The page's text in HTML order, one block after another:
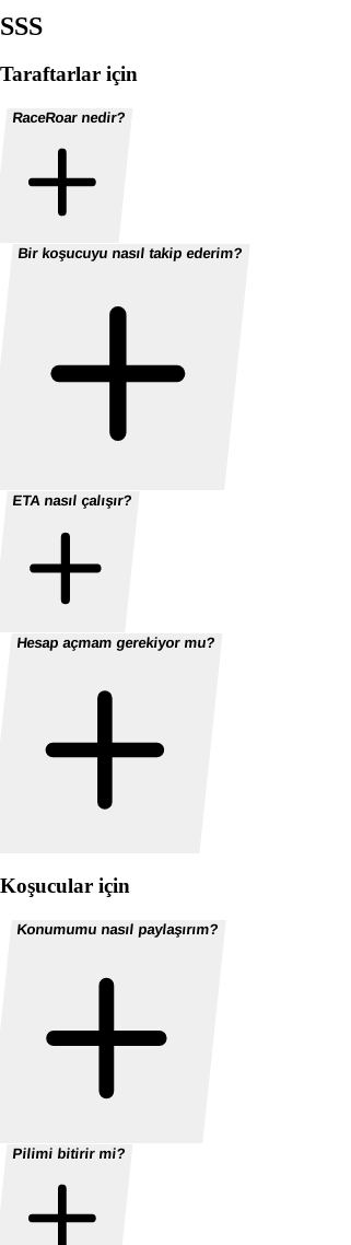
SSS
Taraftarlar için
RaceRoar nedir?
Bir koşucuyu nasıl takip ederim?
ETA nasıl çalışır?
Hesap açmam gerekiyor mu?
Koşucular için
Konumumu nasıl paylaşırım?
Pilimi bitirir mi?